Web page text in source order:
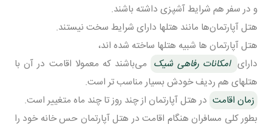
و در سفر هم شرایط آشپزی داشته باشند.
هتل آپارتمان‌ها مانند هتلها دارای شرایط سخت نیستند.
هتل آپارتمان ها شبیه هتلها ساخته شده اند،
دارای امکانات رفاهی شیک می‌باشند که معمولا اقامت در آن با
هتلهای هم ردیف خودش بسیار مناسب تر است.
زمان اقامت در هتل آپارتمان از چند روز تا چند ماه متغییر است.
بطور کلی مسافران هنگام اقامت در هتل آپارتمان حس خانه خود را